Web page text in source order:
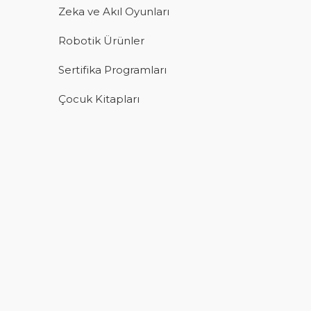
Zeka ve Akıl Oyunları
Robotik Ürünler
Sertifika Programları
Çocuk Kitapları